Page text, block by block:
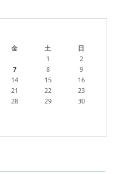
金 土 日
1
2
7 8
9
14 15
16
21 22
23
28 29
30